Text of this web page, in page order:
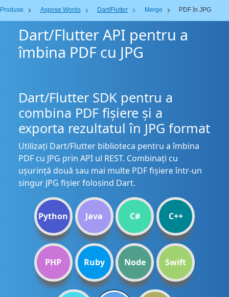
Produse Aspose.Words Dart/Flutter Merge PDF în JPG
Dart/Flutter API pentru a
îmbina PDF cu JPG
Dart/Flutter SDK pentru a
combina PDF fișiere și a
exporta rezultatul în JPG format
Utilizați Dart/Flutter biblioteca pentru a îmbina
PDF cu JPG prin API ul REST. Combinați cu
ușurință două sau mai multe PDF fișiere într-un
singur JPG fișier folosind Dart.
Python Java C# C++
PHP Ruby Node Swift